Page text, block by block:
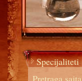
Specijaliteti
Pretraga sajta